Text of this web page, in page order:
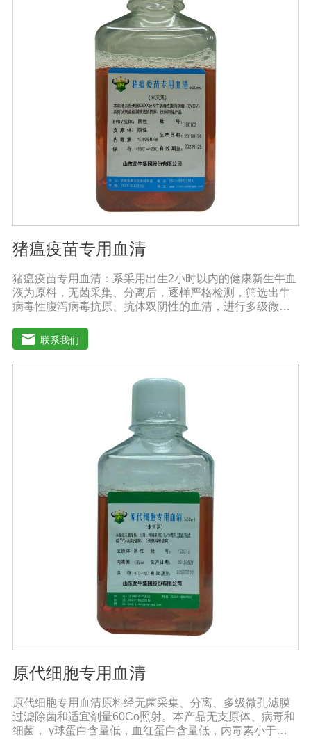
猪瘟疫苗专用血清
猪瘟疫苗专用血清：系采用出生2小时以内的健康新生牛血
液为原料，无菌采集、分离后，逐样严格检测，筛选出牛
病毒性腹泻病毒抗原、抗体双阴性的血清，进行多级微孔
毒和细菌， γ球蛋白含量低，血红蛋白含量低，内毒素小于
5EU/ml，具有良好的促进细胞增殖作用。适用于多种细胞
株的培养、扩增及单克隆抗体的制备和疫苗（尤其是猪瘟
疫苗）的研制及生产。质量标准：符合《中华人民共和国
药典》2020版、《中华人民共和国兽药典》2020版质量标
意事项：解冻：采用逐步解冻法（ -20℃→2-8℃→ 室
温），可减少沉淀的产生使血清质量不会受到影响。
联系我们
原代细胞专用血清
原代细胞专用血清原料经无菌采集、分离、多级微孔滤膜
过滤除菌和适宜剂量60Co照射。本产品无支原体、病毒和
细菌， γ球蛋白含量低，血红蛋白含量低，内毒素小于